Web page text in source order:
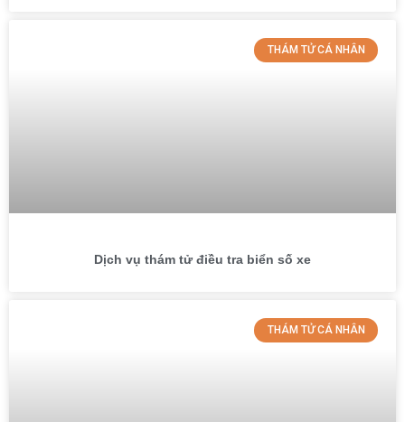
THÁM TỬ CÁ NHÂN
Dịch vụ thám tử điều tra biển số xe
THÁM TỬ CÁ NHÂN